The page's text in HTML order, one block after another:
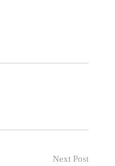
Next Post